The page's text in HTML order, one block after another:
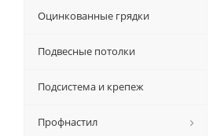
Оцинкованные грядки
Подвесные потолки
Подсистема и крепеж
Профнастил